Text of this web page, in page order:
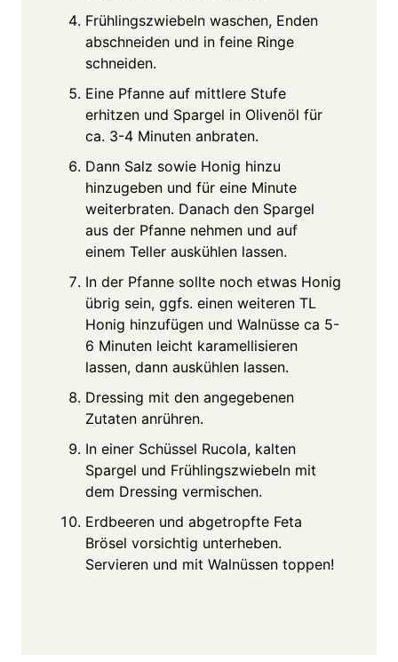
Frühlingszwiebeln waschen, Enden
abschneiden und in feine Ringe
schneiden.
Eine Pfanne auf mittlere Stufe
erhitzen und Spargel in Olivenöl für
ca. 3-4 Minuten anbraten.
Dann Salz sowie Honig hinzu
hinzugeben und für eine Minute
weiterbraten. Danach den Spargel
aus der Pfanne nehmen und auf
einem Teller auskühlen lassen.
In der Pfanne sollte noch etwas Honig
übrig sein, ggfs. einen weiteren TL
Honig hinzufügen und Walnüsse ca 5-
6 Minuten leicht karamellisieren
lassen, dann auskühlen lassen.
Dressing mit den angegebenen
Zutaten anrühren.
In einer Schüssel Rucola, kalten
Spargel und Frühlingszwiebeln mit
dem Dressing vermischen.
Erdbeeren und abgetropfte Feta
Brösel vorsichtig unterheben.
Servieren und mit Walnüssen toppen!